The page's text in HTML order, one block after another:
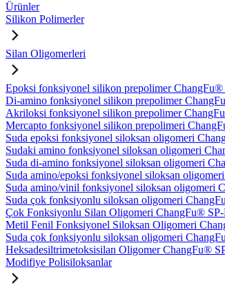
Ürünler
Silikon Polimerler
Silan Oligomerleri
Epoksi fonksiyonel silikon prepolimer ChangFu®
Di-amino fonksiyonel silikon prepolimer
Akriloksi fonksiyonel silikon prepolimer
Mercapto fonksiyonel silikon prepolimeri
Suda epoksi fonksiyonel siloksan oligomeri
Sudaki amino fonksiyonel siloksan oligomeri
Suda di-amino fonksiyonel siloksan oligomeri
Suda amino/epoksi fonksiyonel siloksan
Suda amino/vinil fonksiyonel siloksan oligomeri
Suda çok fonksiyonlu siloksan oligomeri
Çok Fonksiyonlu Silan Oligomeri ChangFu®
Metil Fenil Fonksiyonel Siloksan Oligomeri
Suda çok fonksiyonlu siloksan oligomeri
Heksadesiltrimetoksisilan Oligomer ChangFu®
Modifiye Polisiloksanlar